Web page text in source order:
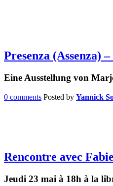
Presenza (Assenza)
Eine Ausstellung von
0 comments Posted by Yannick
Rencontre avec
Jeudi 23 mai à 18h à la